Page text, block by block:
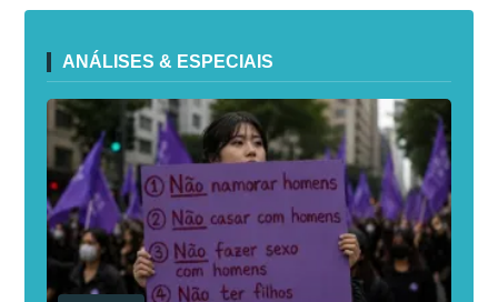
ANÁLISES & ESPECIAIS